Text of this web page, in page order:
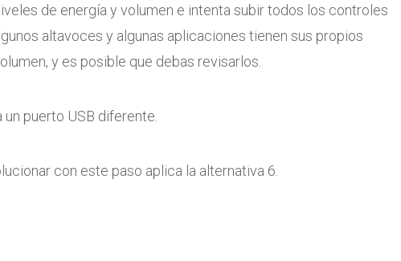
de energía y volumen e intenta subir todos los controles
altavoces y algunas aplicaciones tienen sus propios
y es posible que debas revisarlos.
puerto USB diferente.
con este paso aplica la alternativa 6.